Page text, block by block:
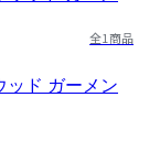
全1商品
ッド ガーメン